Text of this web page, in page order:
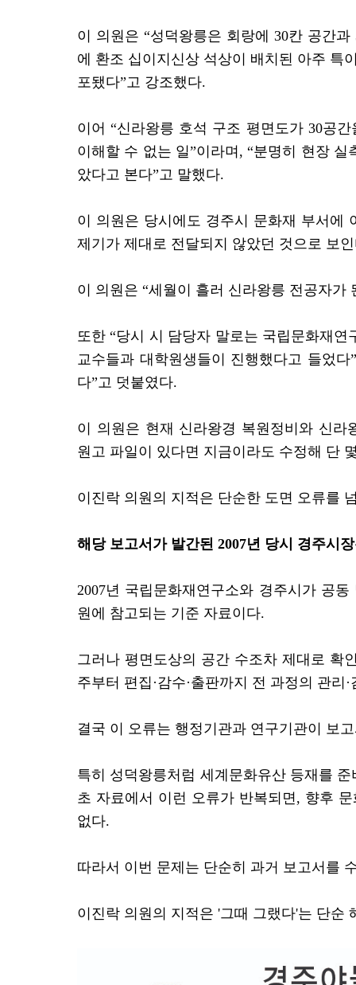
이 의원은 “성덕왕릉은 회랑에 30칸 공간
에 환조 십이지신상 석상이 배치된 아주 특
포됐다”고 강조했다.
이어 “신라왕릉 호석 구조 평면도가 30공
이해할 수 없는 일”이라며, “분명히 현장
았다고 본다”고 말했다.
이 의원은 당시에도 경주시 문화재 부서에
제기가 제대로 전달되지 않았던 것으로 보
이 의원은 “세월이 흘러 신라왕릉 전공자
또한 “당시 시 담당자 말로는 국립문화재
교수들과 대학원생들이 진행했다고 들었
다”고 덧붙였다.
이 의원은 현재 신라왕경 복원정비와 신라
원고 파일이 있다면 지금이라도 수정해 단
이진락 의원의 지적은 단순한 도면 오류를
해당 보고서가 발간된 2007년 당시 경주시
2007년 국립문화재연구소와 경주시가 공
원에 참고되는 기준 자료이다.
그러나 평면도상의 공간 수조차 제대로 확
주부터 편집·감수·출판까지 전 과정의 관리
결국 이 오류는 행정기관과 연구기관이 보
특히 성덕왕릉처럼 세계문화유산 등재를
초 자료에서 이런 오류가 반복되면, 향후
없다.
따라서 이번 문제는 단순히 과거 보고서를
이진락 의원의 지적은 '그때 그랬다'는 단순